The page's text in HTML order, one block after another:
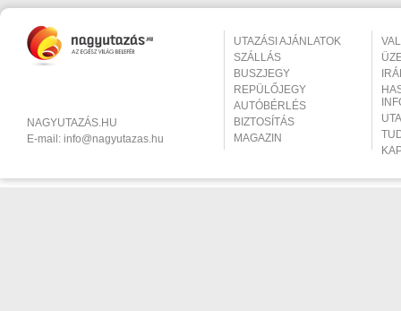
NAGYUTAZÁS.HU
E-mail: info@nagyutazas.hu
UTAZÁSI AJÁNLATOK
SZÁLLÁS
BUSZJEGY
REPÜLŐJEGY
AUTÓBÉRLÉS
BIZTOSÍTÁS
MAGAZIN